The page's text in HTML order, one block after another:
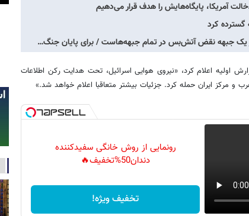
آمریکا، پایگاه‌هایش را هدف قرار می‌دهیم
گسترده کرد
جبهه نقض آتش‌بس در تمام جبهه‌هاست / برای پایان جنگ…
اولیه اعلام کرد، «نیروی هوایی اسرائیل، تحت هدایت رکن اطلاعات
و مرکز ایران حمله کرد. جزئیات بیشتر متعاقبا اعلام خواهد شد.»
رونمایی از روش خانگی سفیدکننده
دندان50%تخفیف🔥
تخفیف ویژه!